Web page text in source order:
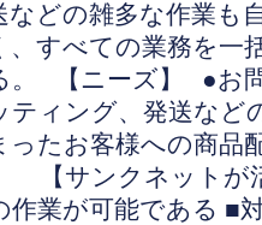
などの雑多な作業も
、すべての業務を一
。 【ニーズ】 ●お
ティング、発送など
ったお客様への商品
【サンクネットが
作業が可能である ■